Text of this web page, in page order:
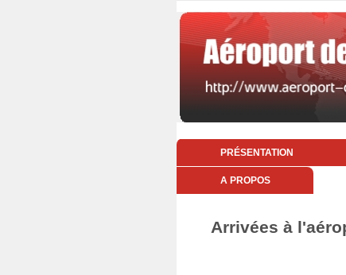
PRÉSENTATION
A PROPOS
Arrivées à